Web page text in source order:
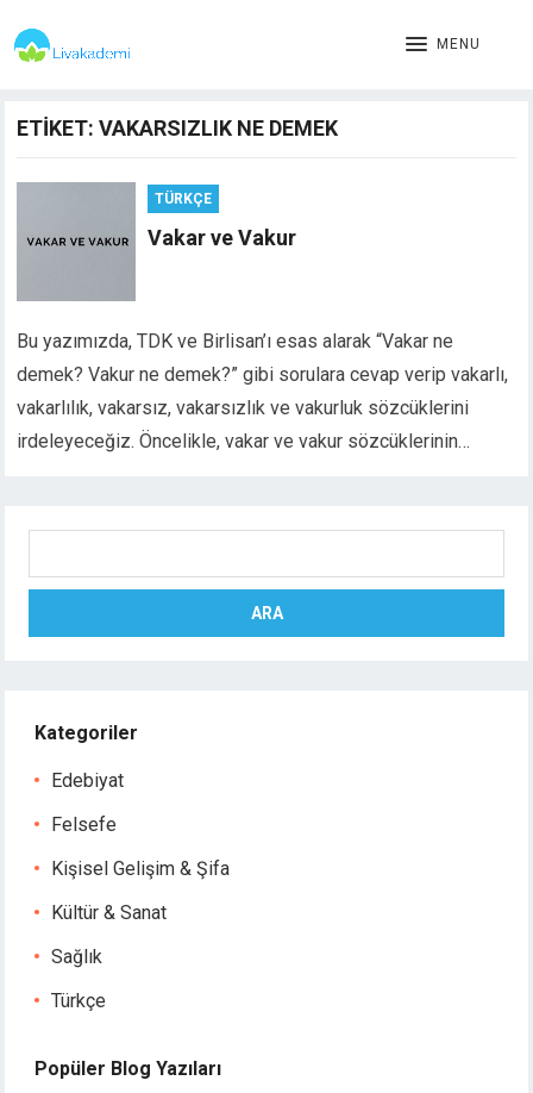
MENU
ETIKET:VAKARSIZLIK NE DEMEK
TÜRKÇE
Vakar ve Vakur
Bu yazımızda, TDK ve Birlisan’ı esas alarak “Vakar ne
demek? Vakur ne demek?” gibi sorulara cevap verip vakarlı,
vakarlılık, vakarsız, vakarsızlık ve vakurluk sözcüklerini
irdeleyeceğiz. Öncelikle, vakar ve vakur sözcüklerinin…
ARA
Kategoriler
Edebiyat
Felsefe
Kişisel Gelişim & Şifa
Kültür & Sanat
Sağlık
Türkçe
Popüler Blog Yazıları